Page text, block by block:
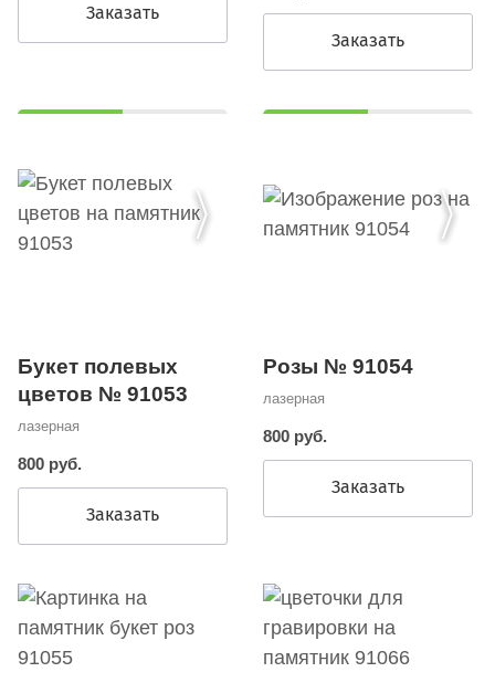
Заказать
Заказать
Букет полевых
цветов № 91053
лазерная
800 руб.
Заказать
Розы № 91054
лазерная
800 руб.
Заказать